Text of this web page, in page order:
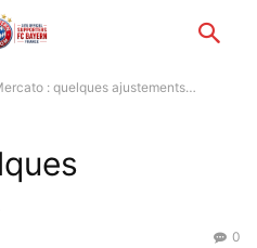
: quelques ajustements…
0